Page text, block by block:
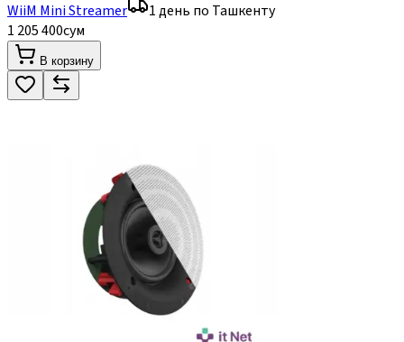
WiiM Mini Streamer
1 день по Ташкенту
1 205 400сум
В корзину